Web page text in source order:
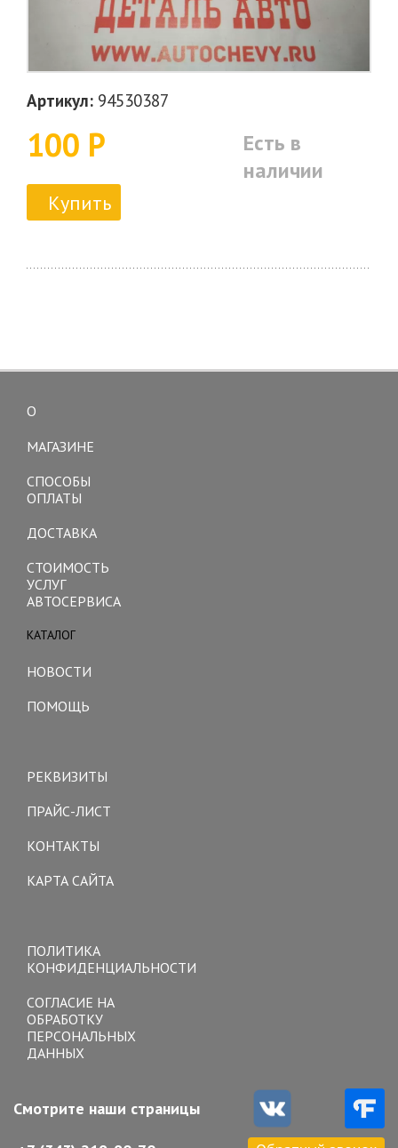
Артикул: 94530387
100 Р
Есть в
наличии
Купить
О
МАГАЗИНЕ
СПОСОБЫ
ОПЛАТЫ
ДОСТАВКА
СТОИМОСТЬ
УСЛУГ
АВТОСЕРВИСА
КАТАЛОГ
НОВОСТИ
ПОМОЩЬ
РЕКВИЗИТЫ
ПРАЙС-ЛИСТ
КОНТАКТЫ
КАРТА САЙТА
ПОЛИТИКА
КОНФИДЕНЦИАЛЬНОСТИ
СОГЛАСИЕ НА
ОБРАБОТКУ
ПЕРСОНАЛЬНЫХ
ДАННЫХ
Смотрите наши страницы